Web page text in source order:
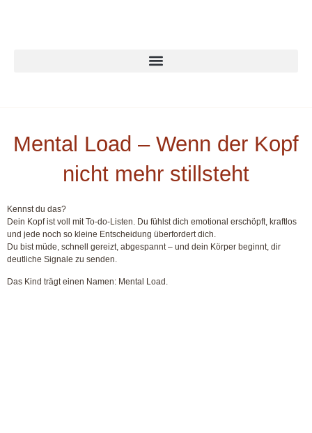
Mental Load – Wenn der Kopf
nicht mehr stillsteht
Kennst du das?
Dein Kopf ist voll mit To-do-Listen. Du fühlst dich emotional erschöpft, kraftlos
und jede noch so kleine Entscheidung überfordert dich.
Du bist müde, schnell gereizt, abgespannt – und dein Körper beginnt, dir
deutliche Signale zu senden.
Das Kind trägt einen Namen: Mental Load.